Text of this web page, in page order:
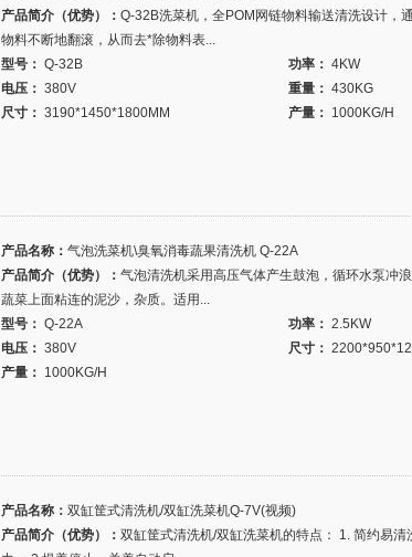
产品简介（优势）： Q-32B洗菜机，全POM网链物料输送清洗设计，
物料不断地翻滚，从而去*除物料表...
型号： Q-32B 功率： 4KW
电压： 380V 重量： 430KG
尺寸： 3190*1450*1800MM 产量： 1000KG/H
产品名称： 气泡洗菜机\臭氧消毒蔬果清洗机 Q-22A
产品简介（优势）： 气泡清洗机采用高压气体产生鼓泡，循环水泵冲
蔬菜上面粘连的泥沙，杂质。适用...
型号： Q-22A 功率： 2.5KW
电压： 380V 尺寸：
产量： 1000KG/H
产品名称： 双缸筐式清洗机/双缸洗菜机Q-7V(视频)
产品简介（优势）： 双缸筐式清洗机/双缸洗菜机的特点： 1. 简约易